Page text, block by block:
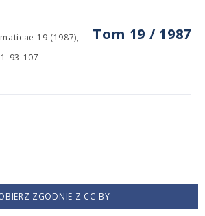
Tom 19 / 1987
19 (1987),
93-107
ZGODNIE Z CC-BY